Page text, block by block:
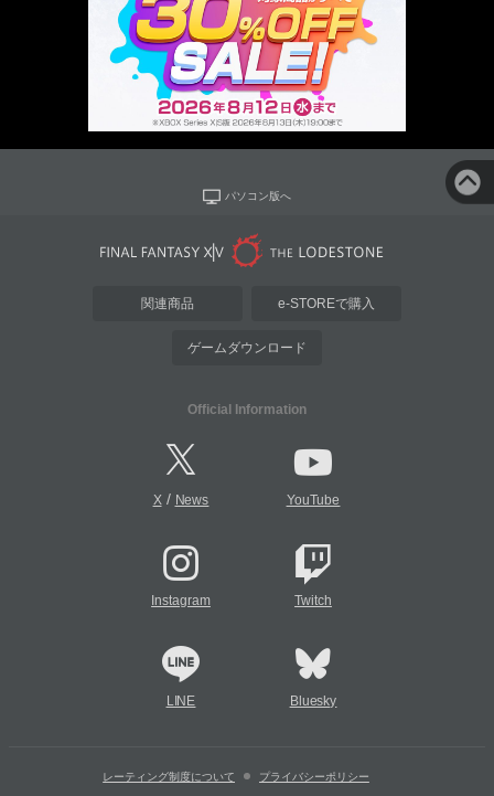
パソコン版へ
関連商品 e-STOREで購入
ゲームダウンロード
Official Information
X/ News YouTube
Instagram Twitch
LINE Bluesky
レーティング制度について プライバシーポリシー